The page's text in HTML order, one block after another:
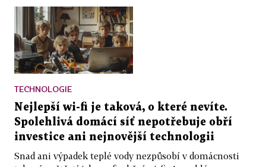
TECHNOLOGIE
Nejlepší wi-fi je taková, o které nevíte.
Spolehlivá domácí síť nepotřebuje obří
investice ani nejnovější technologii
Snad ani výpadek teplé vody nezpůsobí v domácnosti